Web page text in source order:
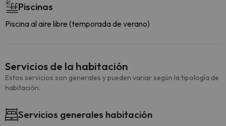
Piscinas
Piscina al aire libre (temporada de verano)
Servicios de la habitación
Estos servicios son generales y pueden variar según la tipología de
habitación.
Servicios generales habitación